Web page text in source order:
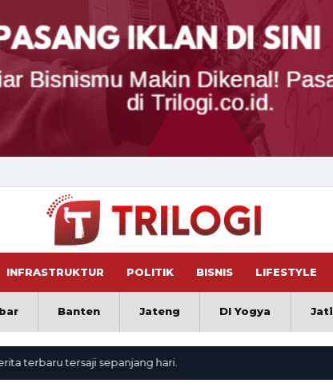
INFRASTRUKTUR POLITIK BISNIS LIFESTYLE
Banten Jateng DI Yogya
terbaru tersaji sepanjang hari.